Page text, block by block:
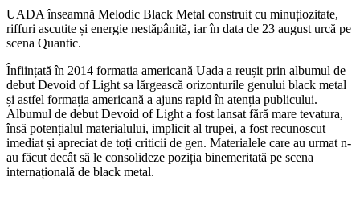
UADA înseamnă Melodic Black Metal construit cu minuțiozitate,
riffuri ascutite și energie nestăpânită, iar în data de 23 august urcă pe
scena Quantic.
Înființată în 2014 formatia americană Uada a reușit prin albumul de
debut Devoid of Light sa lărgească orizonturile genului black metal
și astfel formația americană a ajuns rapid în atenția publicului.
Albumul de debut Devoid of Light a fost lansat fără mare tevatura,
însă potențialul materialului, implicit al trupei, a fost recunoscut
imediat și apreciat de toți criticii de gen. Materialele care au urmat n-
au făcut decât să le consolideze poziția binemeritată pe scena
internațională de black metal.